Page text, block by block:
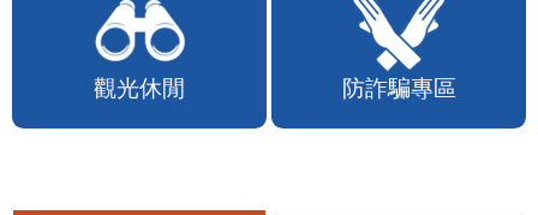
觀光休閒 防詐騙專區